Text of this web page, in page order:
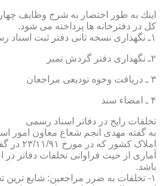
اینك به طور اختصار به شرح وظایف
كل در دفترخانه ها پرداخته می شود.
۱ـ نگهداری نسخه ثانی دفتر ثبت اسناد رسمی
۲ـ نگهداری دفتر گردش تمبر
۳ ـ دریافت وجوه تودیعی مراجعان
۴ ـ امضاء سند
تخلفات رایج در دفاتر اسناد رسمی
به گفته مهدی انجم شعاع معاون امور
املاک
آماری از حیث فراوانی تخلفات دفاتر در
باشد.
۱- تخلفات به ضرر مراجعین: شایع ترین